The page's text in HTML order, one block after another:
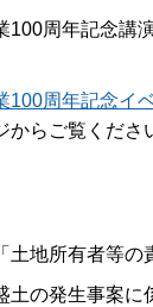
100周年記念講
100周年記念イ
からご覧くださ
土地所有者等の
土の発生事案に